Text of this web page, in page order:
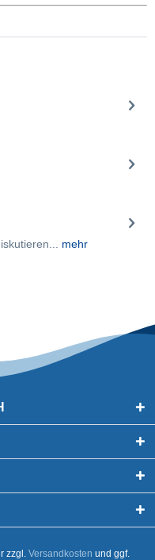
mehr
zzgl. Versandkosten und ggf.